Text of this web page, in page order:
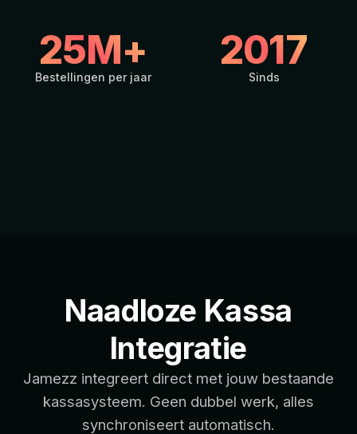
25M+
Bestellingen per jaar
2017
Sinds
Naadloze Kassa
Integratie
Jamezz integreert direct met jouw bestaande
kassasysteem. Geen dubbel werk, alles
synchroniseert automatisch.